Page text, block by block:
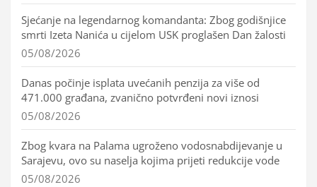
Sjećanje na legendarnog komandanta: Zbog godišnjice
smrti Izeta Nanića u cijelom USK proglašen Dan žalosti
05/08/2026
Danas počinje isplata uvećanih penzija za više od
471.000 građana, zvanično potvrđeni novi iznosi
05/08/2026
Zbog kvara na Palama ugroženo vodosnabdijevanje u
Sarajevu, ovo su naselja kojima prijeti redukcije vode
05/08/2026